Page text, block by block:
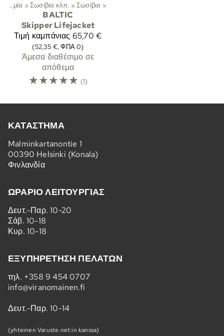
Λεμβοδρομία ‪»Σωσίβια κλπ. ‪»Σωσίβια ‪»
BALTIC
Skipper Lifejacket
Τιμή καμπάνιας 65,70 €
(52,35 €, ΦΠΑ 0)
Άμεσα διαθέσιμο σε
απόθεμα
☆☆☆☆☆ (1)
ΚΑΤΆΣΤΗΜΑ
Malminkartanontie 1
00390 Helsinki (Konala)
Φινλανδία
ΩΡΆΡΙΟ ΛΕΙΤΟΥΡΓΊΑΣ
Δευτ.-Παρ. 10-20
Σάβ. 10-18
Κυρ. 10-18
ΕΞΥΠΗΡΈΤΗΣΗ ΠΕΛΑΤΏΝ
τηλ. +358 9 454 0707
info@viranomainen.fi
Δευτ.-Παρ. 10-14
(yhteinen Varuste.net:in kanssa)